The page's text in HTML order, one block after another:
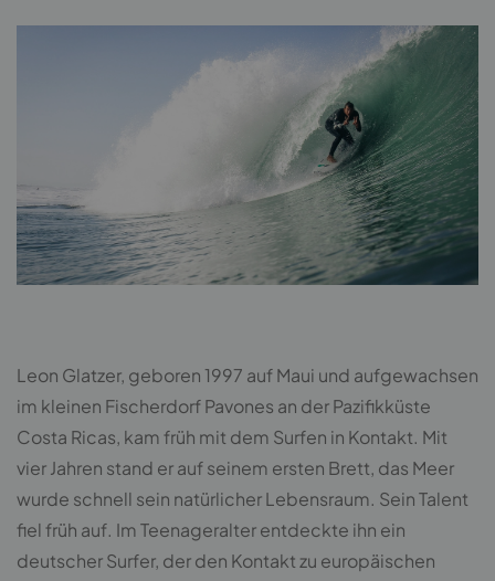
Leon Glatzer, geboren 1997 auf Maui und aufgewachsen
im kleinen Fischerdorf Pavones an der Pazifikküste
Costa Ricas, kam früh mit dem Surfen in Kontakt. Mit
vier Jahren stand er auf seinem ersten Brett, das Meer
wurde schnell sein natürlicher Lebensraum. Sein Talent
fiel früh auf. Im Teenageralter entdeckte ihn ein
deutscher Surfer, der den Kontakt zu europäischen